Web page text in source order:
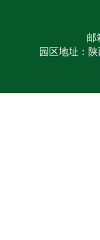
邮
园区地址：